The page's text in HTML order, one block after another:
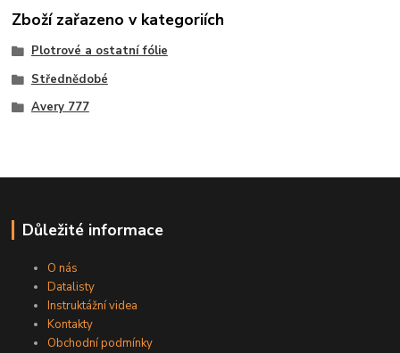
Zboží zařazeno v kategoriích
Plotrové a ostatní fólie
Střednědobé
Avery 777
Důležité informace
O nás
Datalisty
Instruktážní videa
Kontakty
Obchodní podmínky